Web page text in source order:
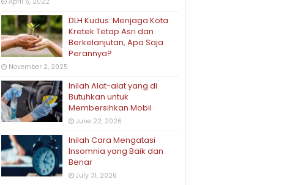
DLH Kudus: Menjaga Kota
Kretek Tetap Asri dan
Berkelanjutan, Apa Saja
Perannya?
November 2, 2025
Inilah Alat-alat yang di
Butuhkan untuk
Membersihkan Mobil
June 22, 2026
Inilah Cara Mengatasi
Insomnia yang Baik dan
Benar
July 31, 2026